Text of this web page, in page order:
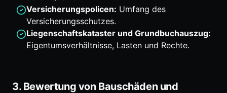
Versicherungspolicen: Umfang des
Versicherungsschutzes.
Liegenschaftskataster und Grundbuchauszug:
Eigentumsverhältnisse, Lasten und Rechte.
3. Bewertung von Bauschäden und